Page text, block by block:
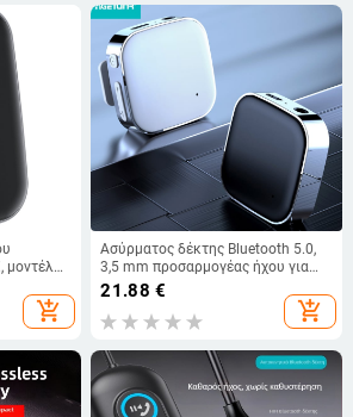
μοντέλο
add_shopping_cart
Ασύρματος δέκτης Bluetooth 5.0,
3,5 mm προσαρμογέας ήχου για
ακουστικά, μοντέλο J21, 5V, 1A,
απόκριση συχνότητας 12,
παραμόρφωση 2,5%
21.88 €
add_shopping_cart